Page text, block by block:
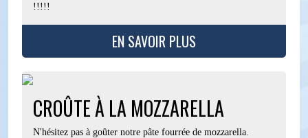
!!!!!
EN SAVOIR PLUS
CROÛTE À LA MOZZARELLA
N'hésitez pas à goûter notre pâte fourrée de mozzarella.